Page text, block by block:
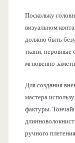
Поскольку
визуальном
должно быть
ткани, неровные
мгновенно
Для создания
мастера
фактуры.
ручного